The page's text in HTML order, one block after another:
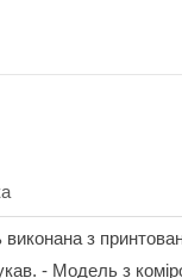
з
- Модель з